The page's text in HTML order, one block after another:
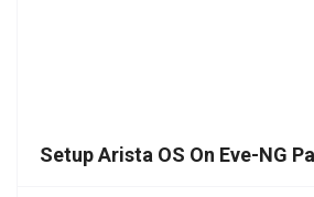
Setup Arista OS On Eve-NG